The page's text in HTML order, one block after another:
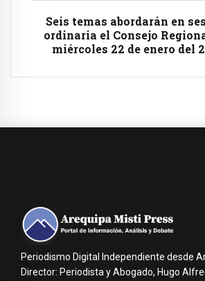
Seis temas abordarán en
ordinaria el Consejo
miércoles 22 de enero del
Periodismo Digital Independiente desde
Director: Periodista y Abogado, Hugo